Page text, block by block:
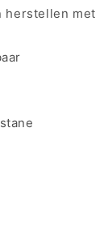
herstellen met